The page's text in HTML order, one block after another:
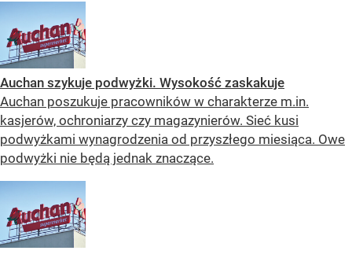
Auchan szykuje podwyżki. Wysokość zaskakuje
Auchan poszukuje pracowników w charakterze m.in.
kasjerów, ochroniarzy czy magazynierów. Sieć kusi
podwyżkami wynagrodzenia od przyszłego miesiąca. Owe
podwyżki nie będą jednak znaczące.